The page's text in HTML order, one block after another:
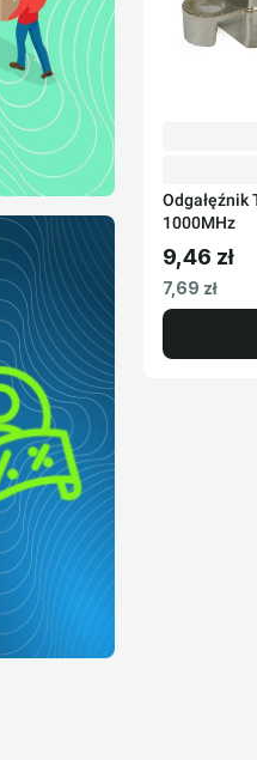
Odgałęźnik
1000MHz
Cena
9,46 zł
Cena netto
7,69 zł